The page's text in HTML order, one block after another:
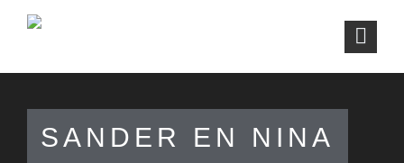
SANDER EN NINA